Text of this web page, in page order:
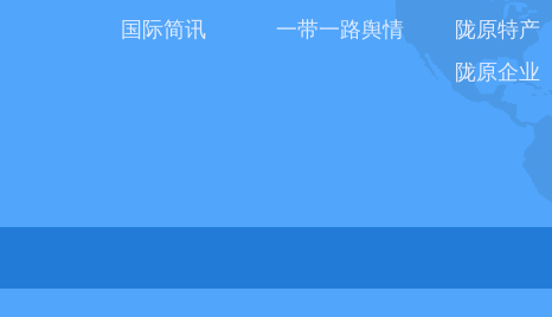
国际简讯
一带一路舆情
陇原特产
陇原企业